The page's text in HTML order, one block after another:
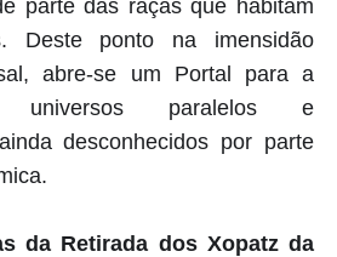
parte das raças que habitam
Deste ponto na imensidão
abre-se um Portal para a
universos paralelos e
desconhecidos por parte
da Retirada dos Xopatz da